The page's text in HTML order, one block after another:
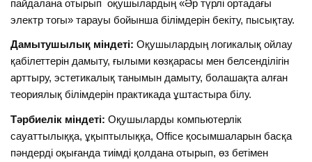
пайдалана отырып оқушылардың «Әр түрлі ортадағы
электр тогы» тарауы бойынша білімдерін бекіту, пысықтау.
Дамытушылық міндеті: Оқушылардың логикалық ойлау
қабілеттерін дамыту, ғылыми көзқарасы мен белсенділігін
арттыру, эстетикалық танымын дамыту, болашақта алған
теориялық білімдерін практикада ұштастыра білу.
Тәрбиелік міндеті: Оқушыларды компьютерлік
сауаттылыққа, ұқыптылыққа, Office қосымшаларын басқа
пәндерді оқығанда тиімді қолдана отырып, өз бетімен